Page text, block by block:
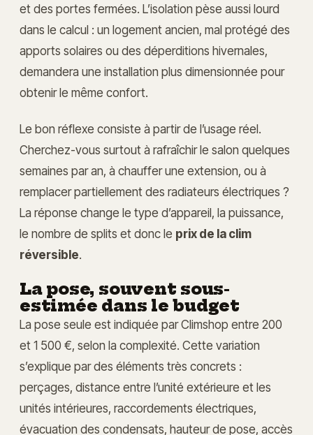
et des portes fermées. L’isolation pèse aussi lourd
dans le calcul : un logement ancien, mal protégé des
apports solaires ou des déperditions hivernales,
demandera une installation plus dimensionnée pour
obtenir le même confort.
Le bon réflexe consiste à partir de l’usage réel.
Cherchez-vous surtout à rafraîchir le salon quelques
semaines par an, à chauffer une extension, ou à
remplacer partiellement des radiateurs électriques ?
La réponse change le type d’appareil, la puissance,
le nombre de splits et donc le prix de la clim
réversible.
La pose, souvent sous-
estimée dans le budget
La pose seule est indiquée par Climshop entre 200
et 1 500 €, selon la complexité. Cette variation
s’explique par des éléments très concrets :
perçages, distance entre l’unité extérieure et les
unités intérieures, raccordements électriques,
évacuation des condensats, hauteur de pose, accès